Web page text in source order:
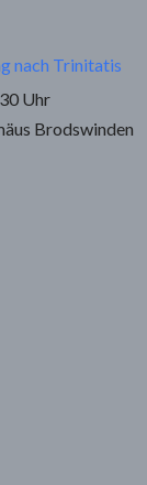
nach Trinitatis
Uhr
Brodswinden